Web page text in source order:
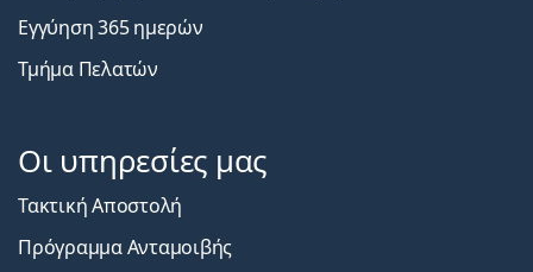
Εγγύηση 365 ημερών
Τμήμα Πελατών
Οι υπηρεσίες μας
Τακτική Αποστολή
Πρόγραμμα Ανταμοιβής